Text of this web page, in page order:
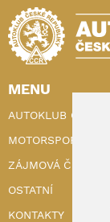
MENU
AUTOKLUB ČR
MOTORSPORT
ZÁJMOVÁ ČINNOST
OSTATNÍ
KONTAKTY